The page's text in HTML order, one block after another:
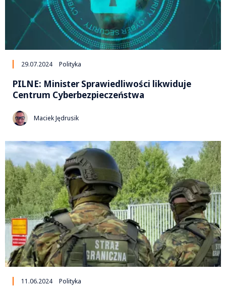
29.07.2024 Polityka
PILNE: Minister Sprawiedliwości likwiduje
Centrum Cyberbezpieczeństwa
Maciek Jędrusik
11.06.2024 Polityka